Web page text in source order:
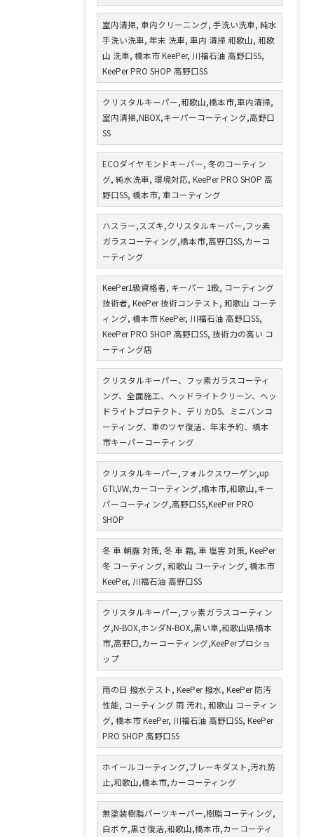
室内清掃, 車内クリーニング, 手洗い洗車, 純水
手洗い洗車, 年末 洗車, 車内 清掃 和歌山, 和歌
山 洗車, 橋本市 KeePer, 川福石油 高野口SS,
KeePer PRO SHOP 高野口SS
クリスタルキーパー,和歌山,橋本市,車内清掃,
室内清掃,NBOX,キーパーコーティング,高野口
SS
ECOダイヤモンドキーパー, 冬のコーティン
グ, 純水洗車, 環境対応, KeePer PRO SHOP 高
野口SS, 橋本市, 車コーティング
ハスラー,スズキ,クリスタルキーパー,フッ素
ガラスコーティング,橋本市,高野口SS,カーコ
ーティング
KeePer1級資格者, キーパー 1級, コーティング
技術者, KeePer 技術コンテスト, 和歌山 コーテ
ィング, 橋本市 KeePer, 川福石油 高野口SS,
KeePer PRO SHOP 高野口SS, 技術力の高い コ
ーティング店
クリスタルキーパー、フッ素ガラスコーティ
ング、全面施工、ヘッドライトクリーン、ヘッ
ドライトプロテクト、デリカD5、ミニバンコ
ーティング、車のツヤ復活、年末予約、橋本
市キーパーコーティング
クリスタルキーパー,フォルクスワーゲン,up
GTI,VW,カーコーティング,橋本市,和歌山,キー
パーコーティング,高野口SS,KeePer PRO
SHOP
冬 車 朝露 対策, 冬 車 霜, 車 塩害 対策, KeePer
冬 コーティング, 和歌山 コーティング, 橋本市
KeePer, 川福石油 高野口SS
クリスタルキーパー,フッ素ガラスコーティン
グ,N-BOX,ホンダN-BOX,黒い車,和歌山県橋本
市,高野口,カーコーティング,KeePerプロショ
ップ
雨の日 撥水テスト, KeePer 撥水, KeePer 防汚
性能, コーティング 雨 汚れ, 和歌山 コーティン
グ, 橋本市 KeePer, 川福石油 高野口SS, KeePer
PRO SHOP 高野口SS
ホイールコーティング,ブレーキダスト,汚れ防
止,和歌山,橋本市,カーコーティング
無塗装樹脂パーツキーパー,樹脂コーティング,
白ボケ,黒さ復活,和歌山,橋本市,カーコーティ